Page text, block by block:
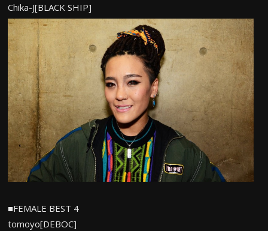
Chika-J[BLACK SHIP]
■FEMALE BEST 4
tomoyo[DEBOC]